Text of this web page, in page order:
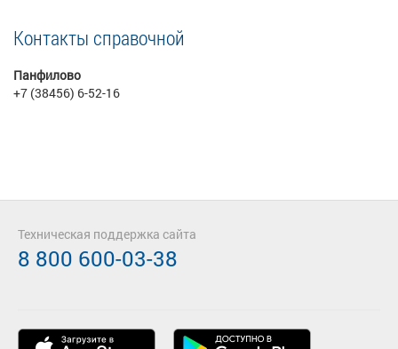
Контакты справочной
Панфилово
+7 (38456) 6-52-16
Техническая поддержка сайта
8 800 600-03-38